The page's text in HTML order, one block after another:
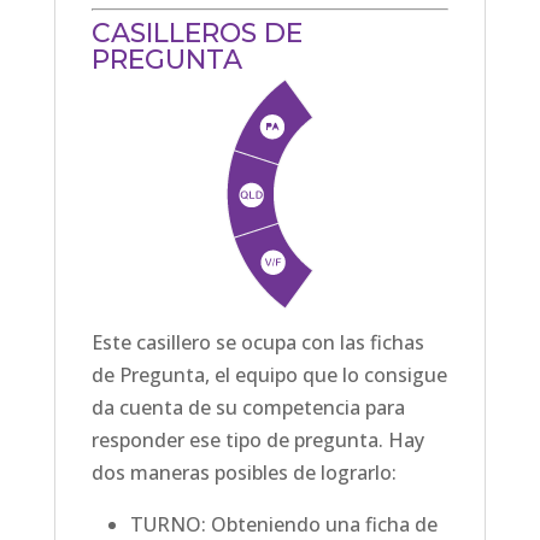
CASILLEROS DE
PREGUNTA
Este casillero se ocupa con las fichas
de Pregunta, el equipo que lo consigue
da cuenta de su competencia para
responder ese tipo de pregunta. Hay
dos maneras posibles de lograrlo:
TURNO: Obteniendo una ficha de